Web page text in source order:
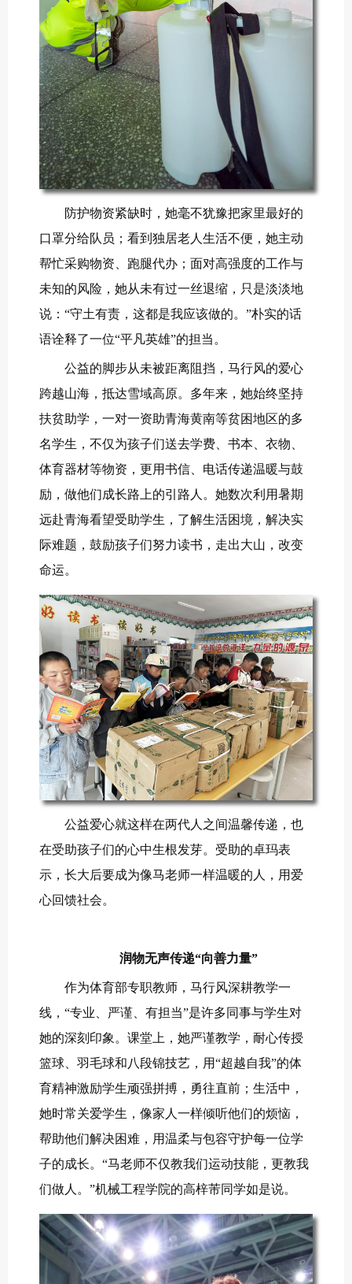
防护物资紧缺时，她毫不犹豫把家里最好的
口罩分给队员；看到独居老人生活不便，她主动
帮忙采购物资、跑腿代办；面对高强度的工作与
未知的风险，她从未有过一丝退缩，只是淡淡地
说：“守土有责，这都是我应该做的。”朴实的话
语诠释了一位“平凡英雄”的担当。
公益的脚步从未被距离阻挡，马行风的爱心
跨越山海，抵达雪域高原。多年来，她始终坚持
扶贫助学，一对一资助青海黄南等贫困地区的多
名学生，不仅为孩子们送去学费、书本、衣物、
体育器材等物资，更用书信、电话传递温暖与鼓
励，做他们成长路上的引路人。她数次利用暑期
远赴青海看望受助学生，了解生活困境，解决实
际难题，鼓励孩子们努力读书，走出大山，改变
命运。
公益爱心就这样在两代人之间温馨传递，也
在受助孩子们的心中生根发芽。受助的卓玛表
示，长大后要成为像马老师一样温暖的人，用爱
心回馈社会。
润物无声传递“向善力量”
作为体育部专职教师，马行风深耕教学一
线，“专业、严谨、有担当”是许多同事与学生对
她的深刻印象。课堂上，她严谨教学，耐心传授
篮球、羽毛球和八段锦技艺，用“超越自我‌”的体
育精神激励学生顽强拼搏，勇往直前；生活中，
她时常关爱学生，像家人一样倾听他们的烦恼，
帮助他们解决困难，用温柔与包容守护每一位学
子的成长。“马老师不仅教我们运动技能，更教我
们做人。”机械工程学院的高梓芾同学如是说。